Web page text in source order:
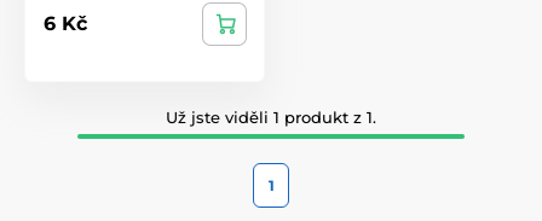
6 Kč
Už jste viděli 1 produkt z 1.
1